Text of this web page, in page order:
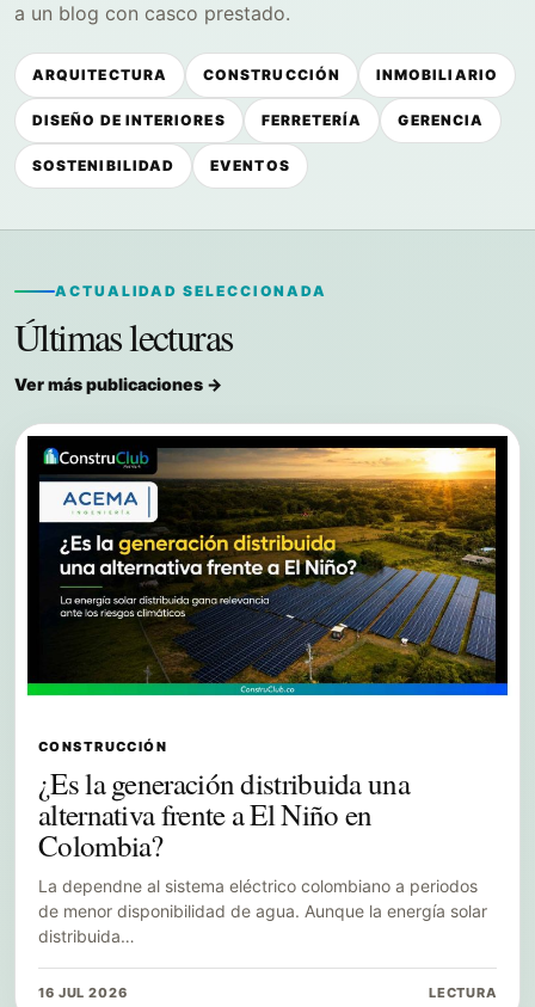
a un blog con casco prestado.
ARQUITECTURA CONSTRUCCIÓN INMOBILIARIO
DISEÑO DE INTERIORES FERRETERÍA GERENCIA
SOSTENIBILIDAD EVENTOS
ACTUALIDAD SELECCIONADA
Últimas lecturas
Ver más publicaciones →
CONSTRUCCIÓN
¿Es la generación distribuida una
alternativa frente a El Niño en
Colombia?
La dependne al sistema eléctrico colombiano a periodos
de menor disponibilidad de agua. Aunque la energía solar
distribuida…
16 JUL 2026 LECTURA